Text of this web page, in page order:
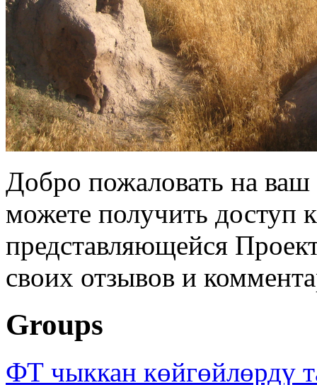
Добро пожаловать на
можете получить доступ
представляющейся
своих отзывов и
Groups
ФТ чыккан көйгөйлөрдү